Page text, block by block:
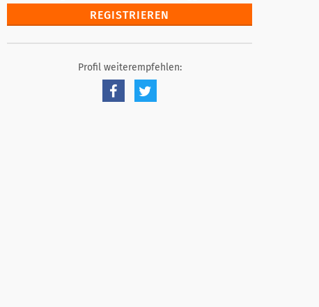
REGISTRIEREN
Profil weiterempfehlen: